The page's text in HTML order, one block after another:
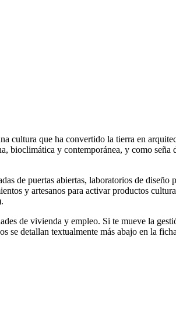
cultura que ha convertido la tierra en
y contemporánea, y como seña
de puertas abiertas, laboratorios de
y artesanos para activar productos
de vivienda y empleo. Si te mueve la
se detallan textualmente más abajo en la